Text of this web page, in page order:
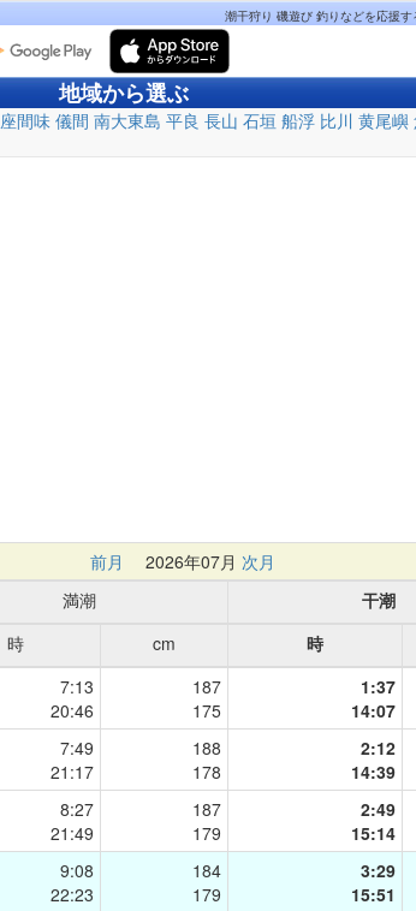
潮干狩り 磯遊び 釣りなどを応援す
地域から選ぶ
座間味 儀間 南大東島 平良 長山 石垣 船浮 比川 黄尾嶼
前月 2026年07月 次月
満潮 干潮
時
cm 時
7:13
20:46
187
175
1:37
14:07
7:49
21:17
188
178
2:12
14:39
8:27
21:49
187
179
2:49
15:14
9:08
22:23
184
179
3:29
15:51